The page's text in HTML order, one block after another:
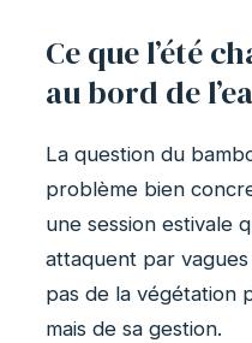
Ce que l’été
au bord de
La question du
problème bien
une session estivale
attaquent par
pas de la végétation
mais de sa gestion.